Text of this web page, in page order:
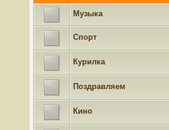
Музыка
Спорт
Курилка
Поздравляем
Кино